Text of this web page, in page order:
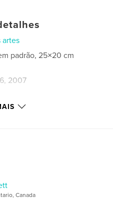
artes
padrão, 25×20 cm
2007
, oils
Canada